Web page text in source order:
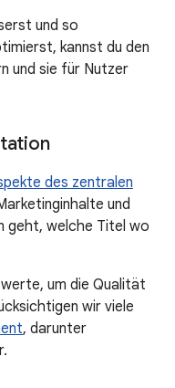
und so
kannst du den
und sie für Nutzer
des zentralen
und
geht, welche Titel wo
um die Qualität
wir viele
, darunter